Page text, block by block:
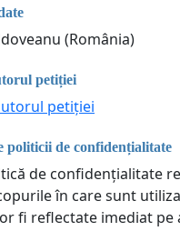
(România)
petiției
petiției
politicii de confidențialitate
de confidențialitate
în care sunt
fi reflectate imediat pe